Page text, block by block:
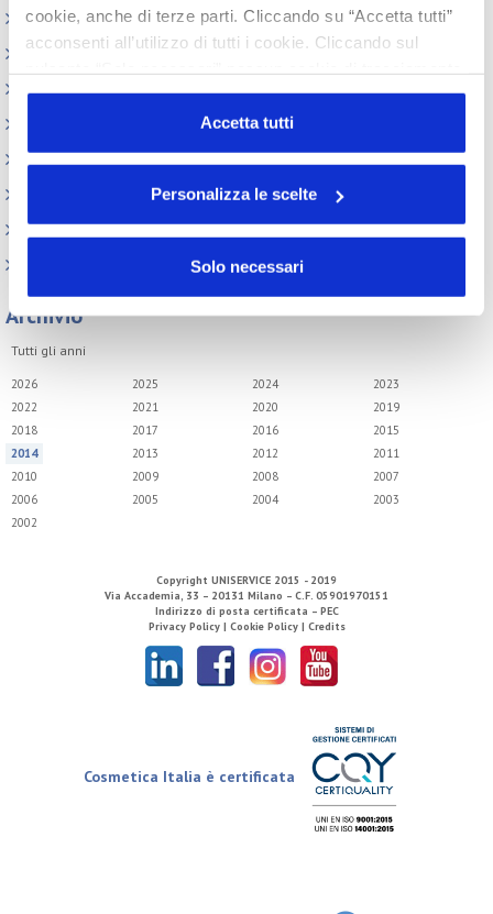
cookie, anche di terze parti. Cliccando su “Accetta tutti”
acconsenti all’utilizzo di tutti i cookie. Cliccando sul
o profilazione viene utilizzato. Cliccando su
“Personalizza le scelte” è possibile esprimere la propria
volontà in relazione a ciascuna categoria di cookie del
Accetta tutti
Personalizza le scelte
Solo necessari
Cosmoprof
Information Day
Beauty Links
Incontri tematici
Leonardo Genio e Bellezza
Archivio
Tutti gli anni
2026 2025 2024
2023
2022
2021 2020
2019
2018
2017 2016
2015
2014
2013 2012
2011
2010
2009 2008
2007
2006
2005 2004
2003
2002
Copyright UNISERVICE 2015 - 2019
Via Accademia, 33 – 20131 Milano – C.F. 05901970151
Indirizzo di posta certificata – PEC
Privacy Policy | Cookie Policy | Credits
Cosmetica Italia è certificata